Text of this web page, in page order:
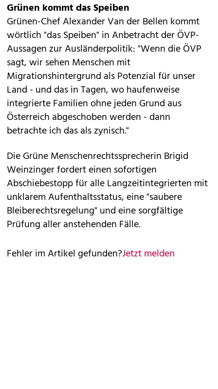
Grünen kommt das Speiben
Grünen-Chef Alexander Van der Bellen kommt
wörtlich "das Speiben" in Anbetracht der ÖVP-
Aussagen zur Ausländerpolitik: "Wenn die ÖVP
sagt, wir sehen Menschen mit
Migrationshintergrund als Potenzial für unser
Land - und das in Tagen, wo haufenweise
integrierte Familien ohne jeden Grund aus
Österreich abgeschoben werden - dann
betrachte ich das als zynisch."
Die Grüne Menschenrechtssprecherin Brigid
Weinzinger fordert einen sofortigen
Abschiebestopp für alle Langzeitintegrierten mit
unklarem Aufenthaltsstatus, eine "saubere
Bleiberechtsregelung" und eine sorgfältige
Prüfung aller anstehenden Fälle.
Fehler im Artikel gefunden?Jetzt melden